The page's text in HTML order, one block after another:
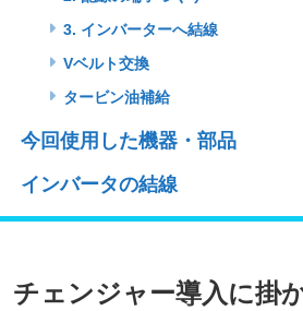
3. インバーターへ結線
Vベルト交換
タービン油補給
今回使用した機器・部品
インバータの結線
チェンジャー導入に掛